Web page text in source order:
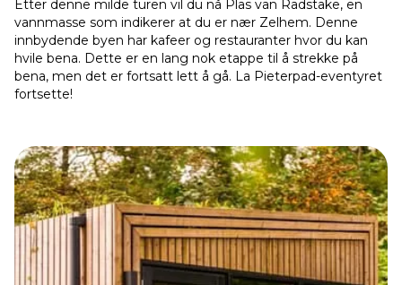
Etter denne milde turen vil du nå Plas van Radstake, en
vannmasse som indikerer at du er nær Zelhem. Denne
innbydende byen har kafeer og restauranter hvor du kan
hvile bena. Dette er en lang nok etappe til å strekke på
bena, men det er fortsatt lett å gå. La Pieterpad-eventyret
fortsette!